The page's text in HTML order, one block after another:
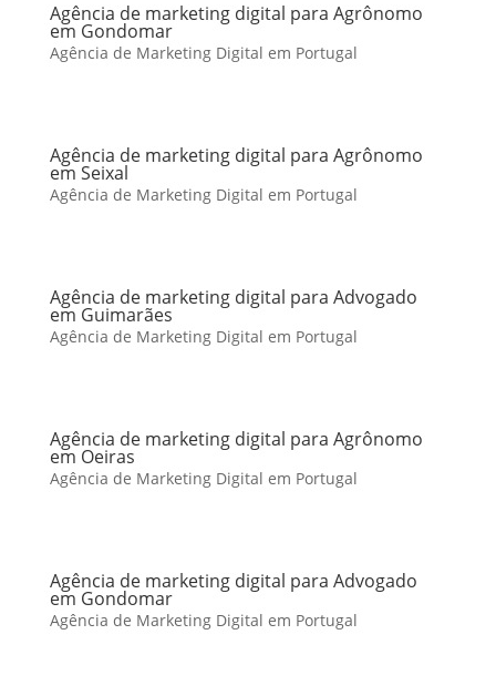
Agência de marketing digital para Agrônomo
em Gondomar
Agência de Marketing Digital em Portugal
Agência de marketing digital para Agrônomo
em Seixal
Agência de Marketing Digital em Portugal
Agência de marketing digital para Advogado
em Guimarães
Agência de Marketing Digital em Portugal
Agência de marketing digital para Agrônomo
em Oeiras
Agência de Marketing Digital em Portugal
Agência de marketing digital para Advogado
em Gondomar
Agência de Marketing Digital em Portugal